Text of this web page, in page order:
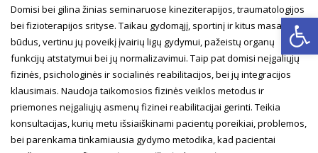
Domisi bei gilina žinias seminaruose kineziterapijos, traumatologijos
bei fizioterapijos srityse. Taikau gydomąjį, sportinį ir kitus masažo
būdus, vertinu jų poveikį įvairių ligų gydymui, pažeistų organų
funkcijų atstatymui bei jų normalizavimui. Taip pat domisi neįgaliųjų
fizinės, psichologinės ir socialinės reabilitacijos, bei jų integracijos
klausimais. Naudoja taikomosios fizinės veiklos metodus ir
priemones neįgaliųjų asmenų fizinei reabilitacijai gerinti. Teikia
konsultacijas, kurių metu išsiaiškinami pacientų poreikiai, problemos,
bei parenkama tinkamiausia gydymo metodika, kad pacientai